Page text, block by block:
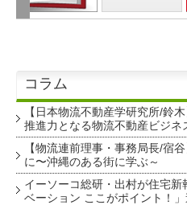
コラム
【日本物流不動産学研究所/鈴
推進力となる物流不動産ビジネ
【物流連前理事・事務局長/宿
に〜沖縄のある街に学ぶ～
イーソーコ総研・出村が住宅新
ベーション ここがポイント！